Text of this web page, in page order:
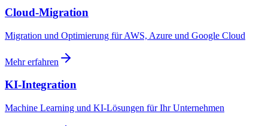
Cloud-Migration
Migration und Optimierung für AWS, Azure und Google Cloud
Mehr erfahren
KI-Integration
Machine Learning und KI-Lösungen für Ihr Unternehmen